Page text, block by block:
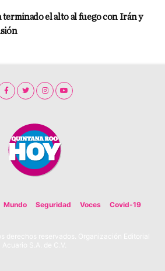
el alto al fuego con Irán y
Mundo Seguridad Voces Covid-19